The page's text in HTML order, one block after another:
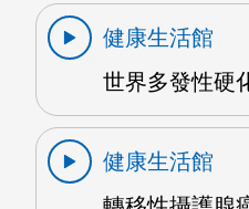
健康生活館
世界多發性硬
健康生活館